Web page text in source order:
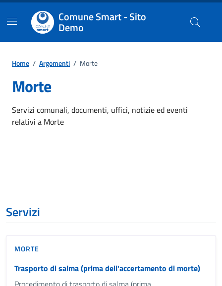
Comune Smart - Sito
Demo
Home / Argomenti / Morte
Morte
Dettagli dell'argomento
Servizi comunali, documenti, uffici, notizie ed eventi
relativi a Morte
Servizi
MORTE
Trasporto di salma (prima dell'accertamento di morte)